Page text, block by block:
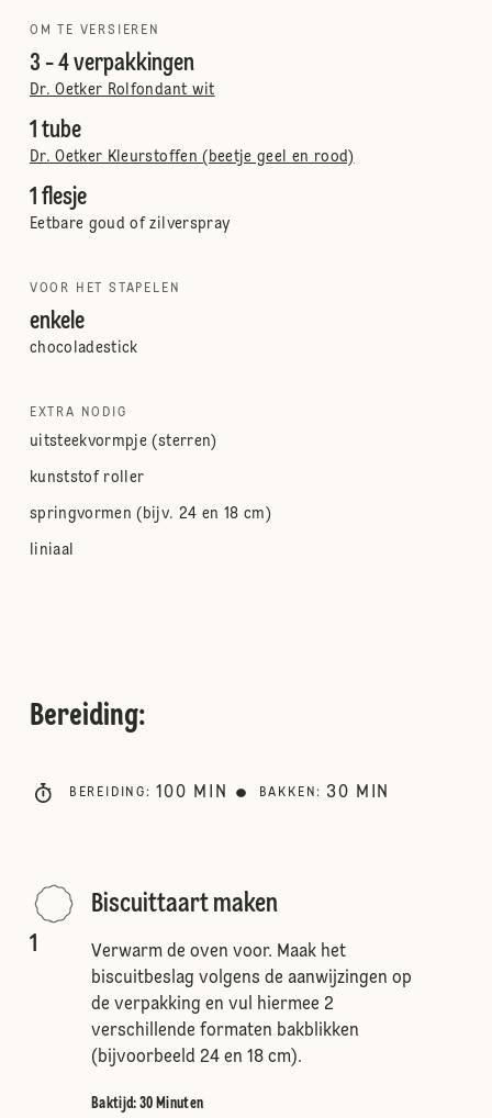
OM TE VERSIEREN
3 - 4 verpakkingen
Dr. Oetker Rolfondant wit
1 tube
Dr. Oetker Kleurstoffen (beetje geel en rood)
1 flesje
Eetbare goud of zilverspray
VOOR HET STAPELEN
enkele
chocoladestick
EXTRA NODIG
uitsteekvormpje (sterren)
kunststof roller
springvormen (bijv. 24 en 18 cm)
liniaal
Bereiding:
BEREIDING : 100 MIN BAKKEN : 30 MIN
1
Biscuittaart maken
Verwarm de oven voor. Maak het
biscuitbeslag volgens de aanwijzingen op
de verpakking en vul hiermee 2
verschillende formaten bakblikken
(bijvoorbeeld 24 en 18 cm).
Baktijd: 30 Minuten